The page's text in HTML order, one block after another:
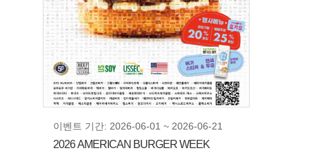
이벤트 기간: 2026-06-01 ~ 2026-06-21
2026 AMERICAN BURGER WEEK